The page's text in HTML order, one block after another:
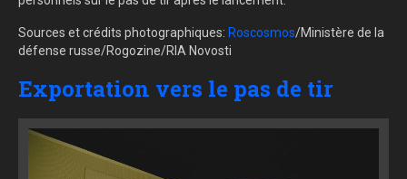
Sources et crédits photographiques: Roscosmos/Ministère de la
défense russe/Rogozine/RIA Novosti
Exportation vers le pas de tir